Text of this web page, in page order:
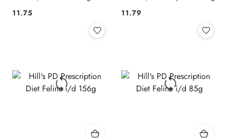
Cena:
11.75 Cena:
11.79